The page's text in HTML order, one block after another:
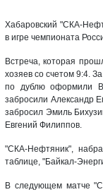
Хабаровский "СКА-
в игре чемпионата
Встреча, которая
хозяев со счетом 9:4.
по дублю оформили
забросили Александр
забросил Эмиль
Евгений Филиппов.
"СКА-Нефтяник",
таблице, "Байкал-
В следующем матче